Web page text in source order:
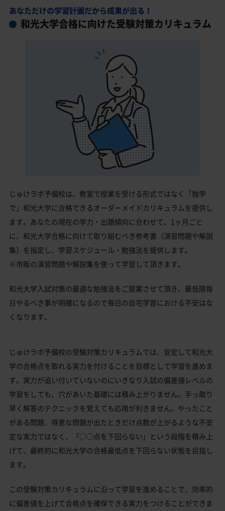
あなただけの学習計画だから成果が出る！
和光大学合格に向けた受験対策カリキュラム
じゅけラボ予備校は、教室で授業を受ける形式ではなく「独学
で」和光大学に合格できるオーダーメイドカリキュラムを提供し
ます。あなたの現在の学力・出題傾向に合わせて、1ヶ月ごと
に、和光大学合格に向けて取り組むべき参考書（演習問題や解説
集）を指定し、学習スケジュール・勉強法を提供します。
※市販の演習問題や解説集を使って学習して頂きます。
和光大学入試対策の最適な勉強法をご提案させて頂き、最低限毎
日やるべき事が明確になるので毎日の自宅学習における不安はな
くなります。
じゅけラボ予備校の受験対策カリキュラムでは、安定して和光大
学の合格点を取れる実力を付けることを目標として学習を進めま
す。実力が追い付いていないのにいきなり入試の偏差値レベルの
学習をしても、穴があいた基礎には積み上がりません。手っ取り
早く解答のテクニックを覚えても応用が利きません。やったこと
がある問題、得意な問題が出たときだけ点数が上がるような不安
定な実力ではなく、「○○点を下回らない」という段階を積み上
げて、最終的に和光大学の合格最低点を下回らない状態を目指し
ます。
この受験対策カリキュラムに沿って学習を進めることで、効率的
に偏差値を上げて合格点を確保できる実力をつけることができま